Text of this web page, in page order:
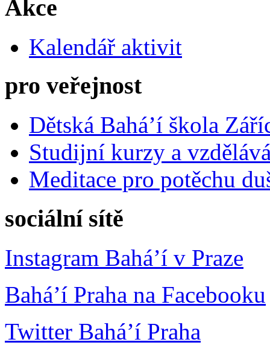
Akce
Kalendář aktivit
pro veřejnost
Dětská Bahá’í škola
Studijní kurzy a
Meditace pro potěchu
sociální sítě
Instagram Bahá’í v Praze
Bahá’í Praha na Facebooku
Twitter Bahá’í Praha